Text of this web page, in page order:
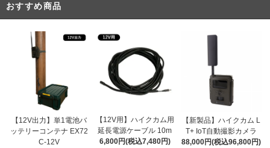
おすすめ商品
【12V出力】単1電池バ
ッテリーコンテナ EX72
C-12V
【12V用】ハイクカム用
延長電源ケーブル 10m
6,800円(税込7,480円)
【新製品】ハイクカム L
T+ IoT自動撮影カメラ
88,000円(税込96,800円)